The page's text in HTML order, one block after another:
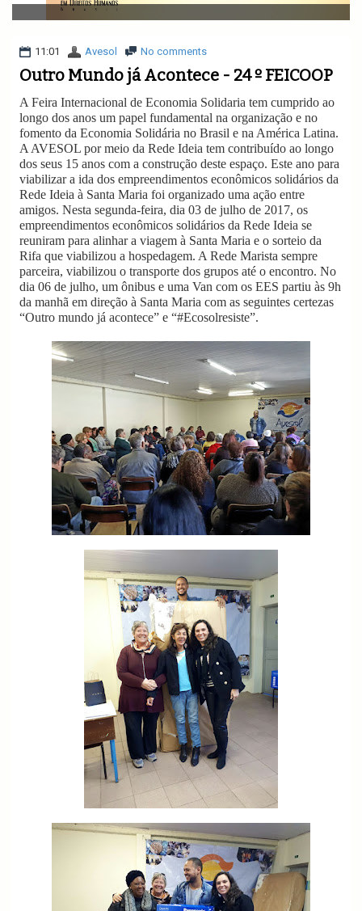
v
i
a
i
n
11:01 Avesol No comments
Outro Mundo já Acontece - 24 º FEICOOP
A Feira Internacional de Economia Solidaria tem cumprido ao
longo dos anos um papel fundamental na organização e no
fomento da Economia Solidária no Brasil e na América Latina.
A AVESOL por meio da Rede Ideia tem contribuído ao longo
dos seus 15 anos com a construção deste espaço. Este ano para
viabilizar a ida dos empreendimentos econômicos solidários da
Rede Ideia à Santa Maria foi organizado uma ação entre
amigos. Nesta segunda-feira, dia 03 de julho de 2017, os
empreendimentos econômicos solidários da Rede Ideia se
reuniram para alinhar a viagem à Santa Maria e o sorteio da
Rifa que viabilizou a hospedagem. A Rede Marista sempre
parceira, viabilizou o transporte dos grupos até o encontro. No
dia 06 de julho, um ônibus e uma Van com os EES partiu às 9h
da manhã em direção à Santa Maria com as seguintes certezas
“Outro mundo já acontece” e “#Ecosolresiste”.